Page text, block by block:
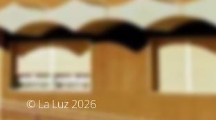
© La Luz 2026